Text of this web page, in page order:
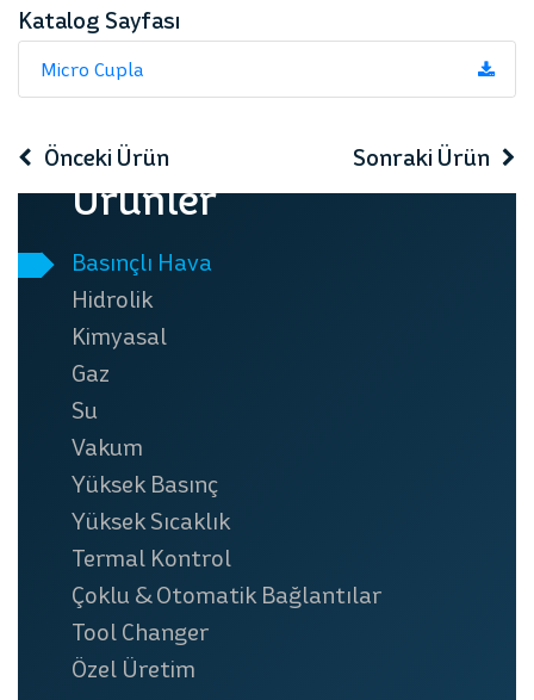
Katalog Sayfası
Micro Cupla
Seri Fluidic
Önceki Ürün
Small Cupla
Sonraki Ürün
Ürünler
Basınçlı Hava
Hidrolik
Kimyasal
Gaz
Su
Vakum
Yüksek Basınç
Yüksek Sıcaklık
Termal Kontrol
Çoklu & Otomatik Bağlantılar
Tool Changer
Özel Üretim